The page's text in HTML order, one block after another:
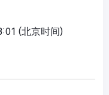
(北京时间)